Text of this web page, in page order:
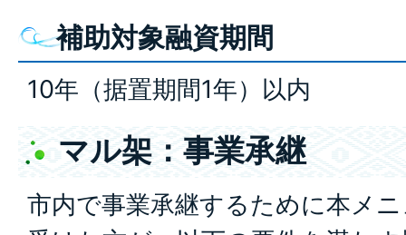
補助対象融資期間
10年（据置期間1年）以内
マル架：事業承継
市内で事業承継するために本メ